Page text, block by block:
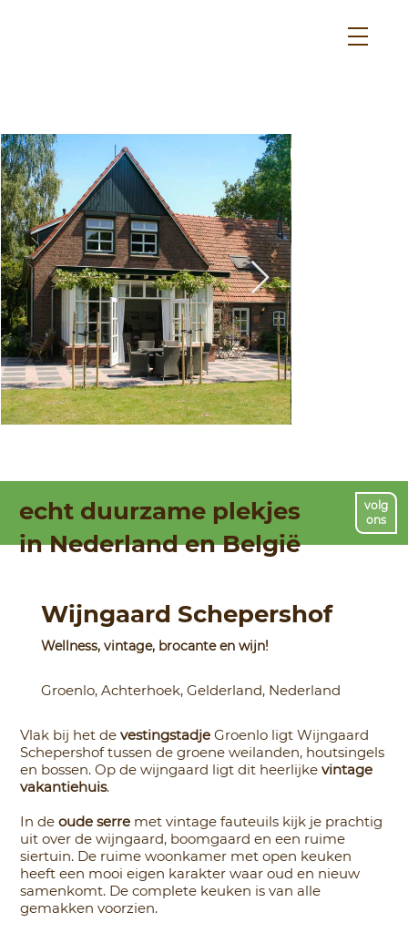
duurzaam en
energieneutraal
overnachten
in eigen land
Wellness, vintage, brocante en wijn!
Vlak bij het devestingstadjeGroenlo ligt Wijngaard
Schepershof tussen de groene weilanden, houtsingels
en bossen. Op de wijngaard ligt dit heerlijkevintage
vakantiehuis.
In deoude serre met vintage fauteuils kijk je prachtig
uit over de wijngaard, boomgaard en een ruime
siertuin. De ruime woonkamer met open keuken
heeft een mooi eigen karakter waar oud en nieuw
samenkomt. De complete keuken is van alle
gemakken voorzien.
Groenlo, Achterhoek, Gelderland, Nederland
Wijngaard Schepershof
echt duurzame plekjes
in Nederland en België
volg
ons